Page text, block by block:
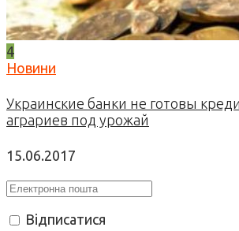
4
Новини
Украинские банки не готовы
аграриев под урожай
15.06.2017
Відписатися